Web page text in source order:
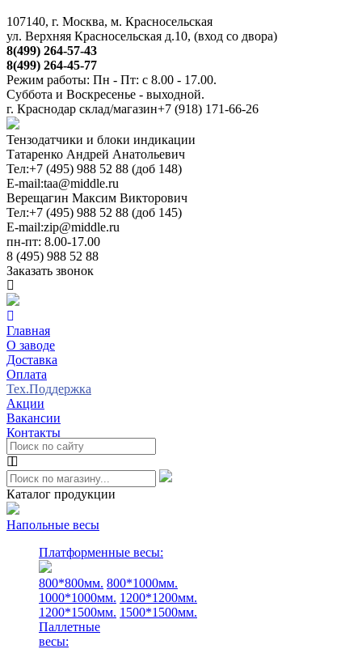
107140, г. Москва, м. Красносельская
ул. Верхняя Красносельская д.10, (вход со двора)
8(499) 264-57-43
8(499) 264-45-77
Режим работы: Пн - Пт: с 8.00 - 17.00.
Суббота и Воскресенье - выходной.
г. Краснодар склад/магазин+7 (918) 171-66-26
Тензодатчики и блоки индикации
Татаренко Андрей Анатольевич
Тел:+7 (495) 988 52 88 (доб 148)
E-mail:taa@middle.ru
Верещагин Максим Викторович
Тел:+7 (495) 988 52 88 (доб 145)
E-mail:zip@middle.ru
пн-пт: 8.00-17.00
8 (495) 988 52 88
Заказать звонок
Главная
О заводе
Доставка
Оплата
Тех.Поддержка
Акции
Вакансии
Контакты
Каталог продукции
Напольные весы
Платформенные весы:
800*800мм. 800*1000мм.
1000*1000мм. 1200*1200мм.
1200*1500мм. 1500*1500мм.
Паллетные
весы: